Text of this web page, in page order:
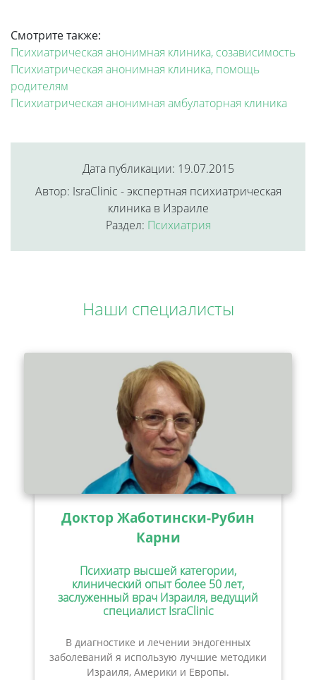
Смотрите также:
Психиатрическая анонимная клиника, созависимость
Психиатрическая анонимная клиника, помощь
родителям
Психиатрическая анонимная амбулаторная клиника
Дата публикации: 19.07.2015
Автор: IsraClinic - экспертная психиатрическая
клиника в Израиле
Раздел: Психиатрия
Наши специалисты
Доктор Жаботински-Рубин
Карни
Психиатр высшей категории,
клинический опыт более 50 лет,
заслуженный врач Израиля, ведущий
специалист IsraClinic
В диагностике и лечении эндогенных
заболеваний я использую лучшие методики
Израиля, Америки и Европы.